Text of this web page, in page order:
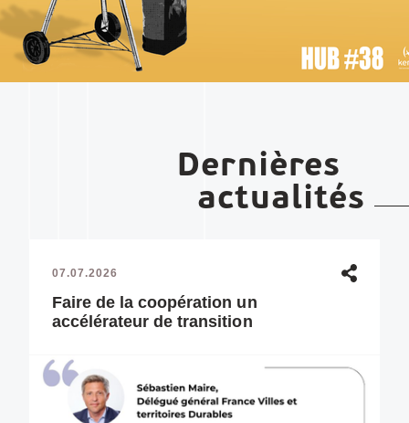
Dernières
actualités
07.07.2026
Faire de la coopération un
accélérateur de transition